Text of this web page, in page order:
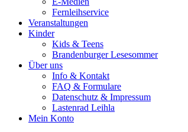
Fernleihservice
Veranstaltungen
Kinder
Kids & Teens
Brandenburger Lesesommer
Über uns
Info & Kontakt
FAQ & Formulare
Datenschutz & Impressum
Lastenrad Leihla
Mein Konto